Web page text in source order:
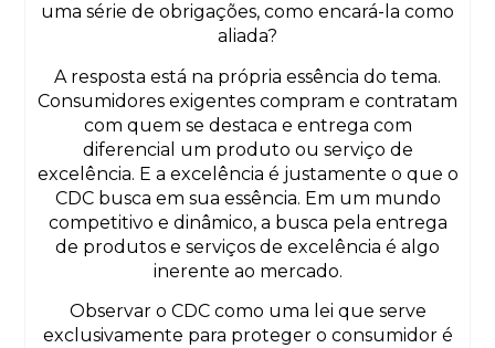
uma série de obrigações, como encará-la como
aliada?
A resposta está na própria essência do tema.
Consumidores exigentes compram e contratam
com quem se destaca e entrega com
diferencial um produto ou serviço de
excelência. E a excelência é justamente o que o
CDC busca em sua essência. Em um mundo
competitivo e dinâmico, a busca pela entrega
de produtos e serviços de excelência é algo
inerente ao mercado.
Observar o CDC como uma lei que serve
exclusivamente para proteger o consumidor é